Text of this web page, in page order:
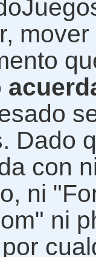
Dado
con
ni
ni